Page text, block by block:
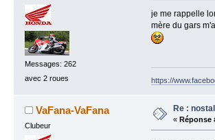
Messages: 262
avec 2 roues
je me rappelle
mère du gars
https://
VaFana-VaFana
Clubeur
Re :
« Réponse